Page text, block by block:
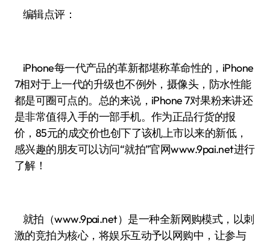
编辑点评：
iPhone每一代产品的革新都堪称革命性的，iPhone
7相对于上一代的升级也不例外，摄像头，防水性能
都是可圈可点的。总的来说，iPhone 7对果粉来讲还
是非常值得入手的一部手机。作为正品行货的报
价，85元的成交价也创下了该机上市以来的新低，
感兴趣的朋友可以访问“就拍”官网www.9pai.net进行
了解！
就拍（www.9pai.net）是一种全新网购模式，以刺
激的竞拍为核心，将娱乐互动予以网购中，让参与